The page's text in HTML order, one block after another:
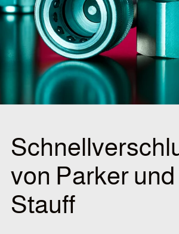
von Parker und
Stauff